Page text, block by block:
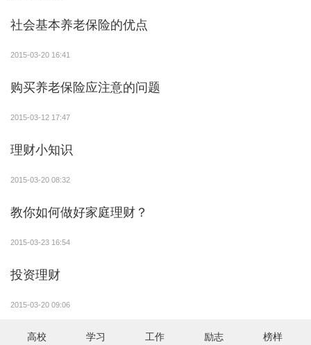
社会基本养老保险的优点
2015-03-20 16:41
购买养老保险应注意的问题
2015-03-12 17:47
理财小知识
2015-03-20 08:32
教你如何做好家庭理财？
2015-03-23 16:54
投资理财
2015-03-20 09:06
高校 学习 工作 励志 榜样